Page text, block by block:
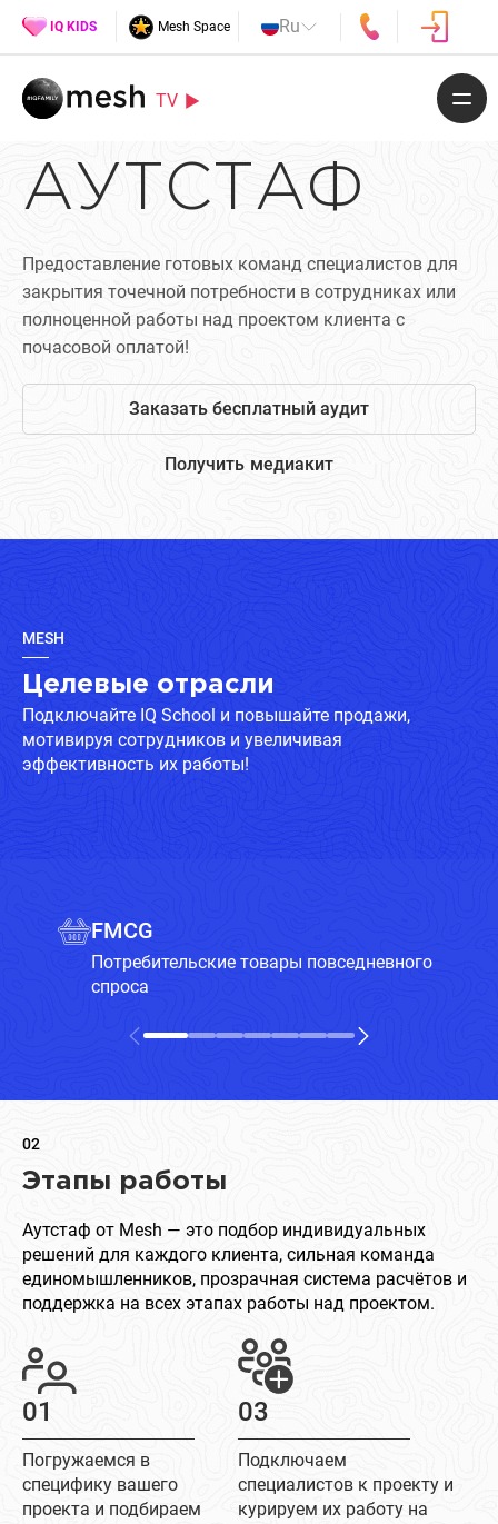
IQ KIDS Mesh Space Ru
TV
АУТСТАФ
Предоставление готовых команд специалистов для
закрытия точечной потребности в сотрудниках или
полноценной работы над проектом клиента с
почасовой оплатой!
Заказать бесплатный аудит
Получить медиакит
MESH
Целевые отрасли
Подключайте IQ School и повышайте продажи,
мотивируя сотрудников и увеличивая
эффективность их работы!
FMCG
Потребительские товары повседневного
спроса
02
Этапы работы
Аутстаф от Mesh — это подбор индивидуальных
решений для каждого клиента, сильная команда
единомышленников, прозрачная система расчётов и
поддержка на всех этапах работы над проектом.
01
Погружаемся в
специфику вашего
проекта и подбираем
03
Подключаем
специалистов к проекту и
курируем их работу на